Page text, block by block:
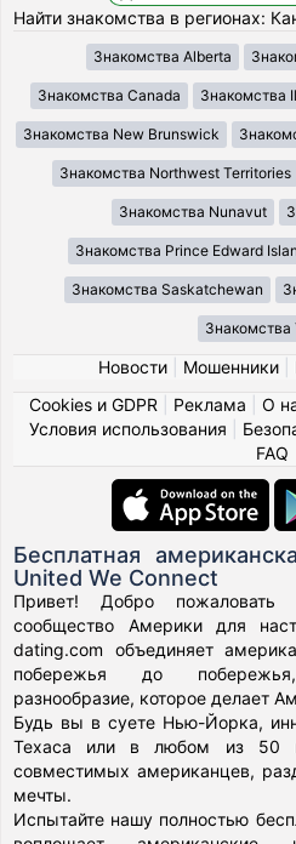
Найти знакомства в регионах:
Знакомства Alberta
Знакомства Canada Знакомства
Знакомства New Brunswick
Знакомства Northwest Territories
Знакомства Nunavut
Знакомства Prince Edward
Знакомства Saskatchewan
Знакомства
Новости| Мошенники|
Cookies и GDPR
Реклама О
Условия использования
FAQ
Бесплатная
United We Connect
Привет! Добро пожаловать
сообщество Америки для
dating.com объединяет
побережья до
разнообразие, которое делает
Будь вы в суете Нью-Йорка,
Техаса или в любом из 50
совместимых американцев,
мечты.
Испытайте нашу полностью